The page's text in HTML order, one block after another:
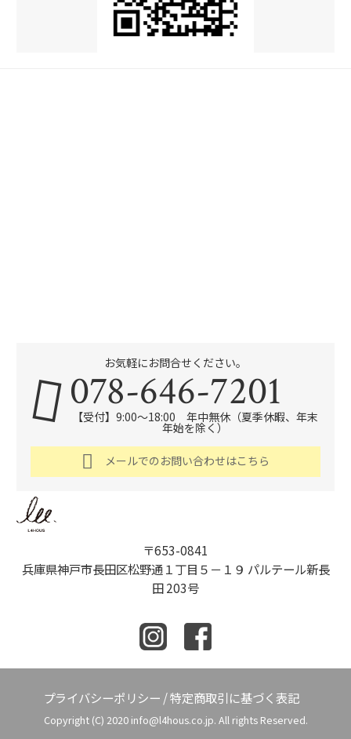
〒653-0841
兵庫県神戸市長田区松野通１丁目５－１９ パルテール新長
田 203号
お気軽にお問合せください。
078-646-7201
【受付】9:00～18:00 年中無休（夏季休暇、年末
年始を除く）
メールでのお問い合わせはこちら
プライバシーポリシー /特定商取引に基づく表記
Copyright (C) 2020 info@l4hous.co.jp. All rights Reserved.